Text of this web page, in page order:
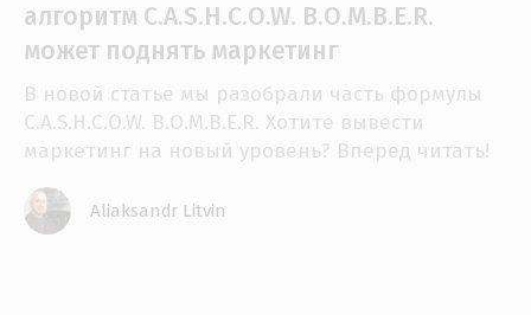
алгоритм C.A.S.H.C.O.W. B.O.M.B.E.R.
может поднять маркетинг
В новой статье мы разобрали часть формулы
C.A.S.H.C.O.W. B.O.M.B.E.R. Хотите вывести
маркетинг на новый уровень? Вперед читать!
Aliaksandr Litvin